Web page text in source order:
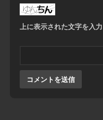
上に表示された文字を入力